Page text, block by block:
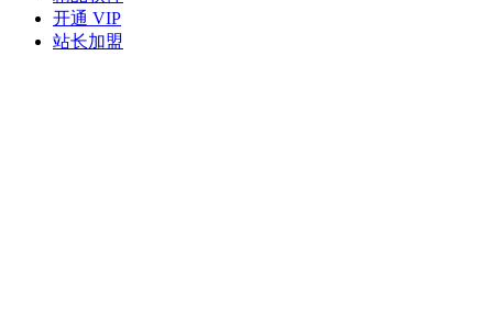
开通 VIP
站长加盟